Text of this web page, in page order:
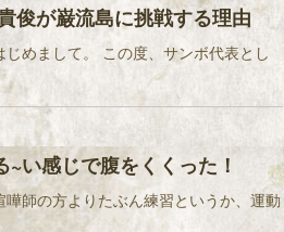
俊が巌流島に挑戦する理由
まして。 この度、サンボ代表とし
い感じで腹をくくった！
の方よりたぶん練習というか、運動